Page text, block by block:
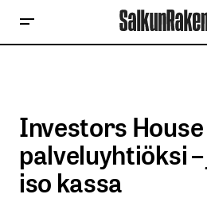
Investors
palveluyhtiöksi
iso kassa